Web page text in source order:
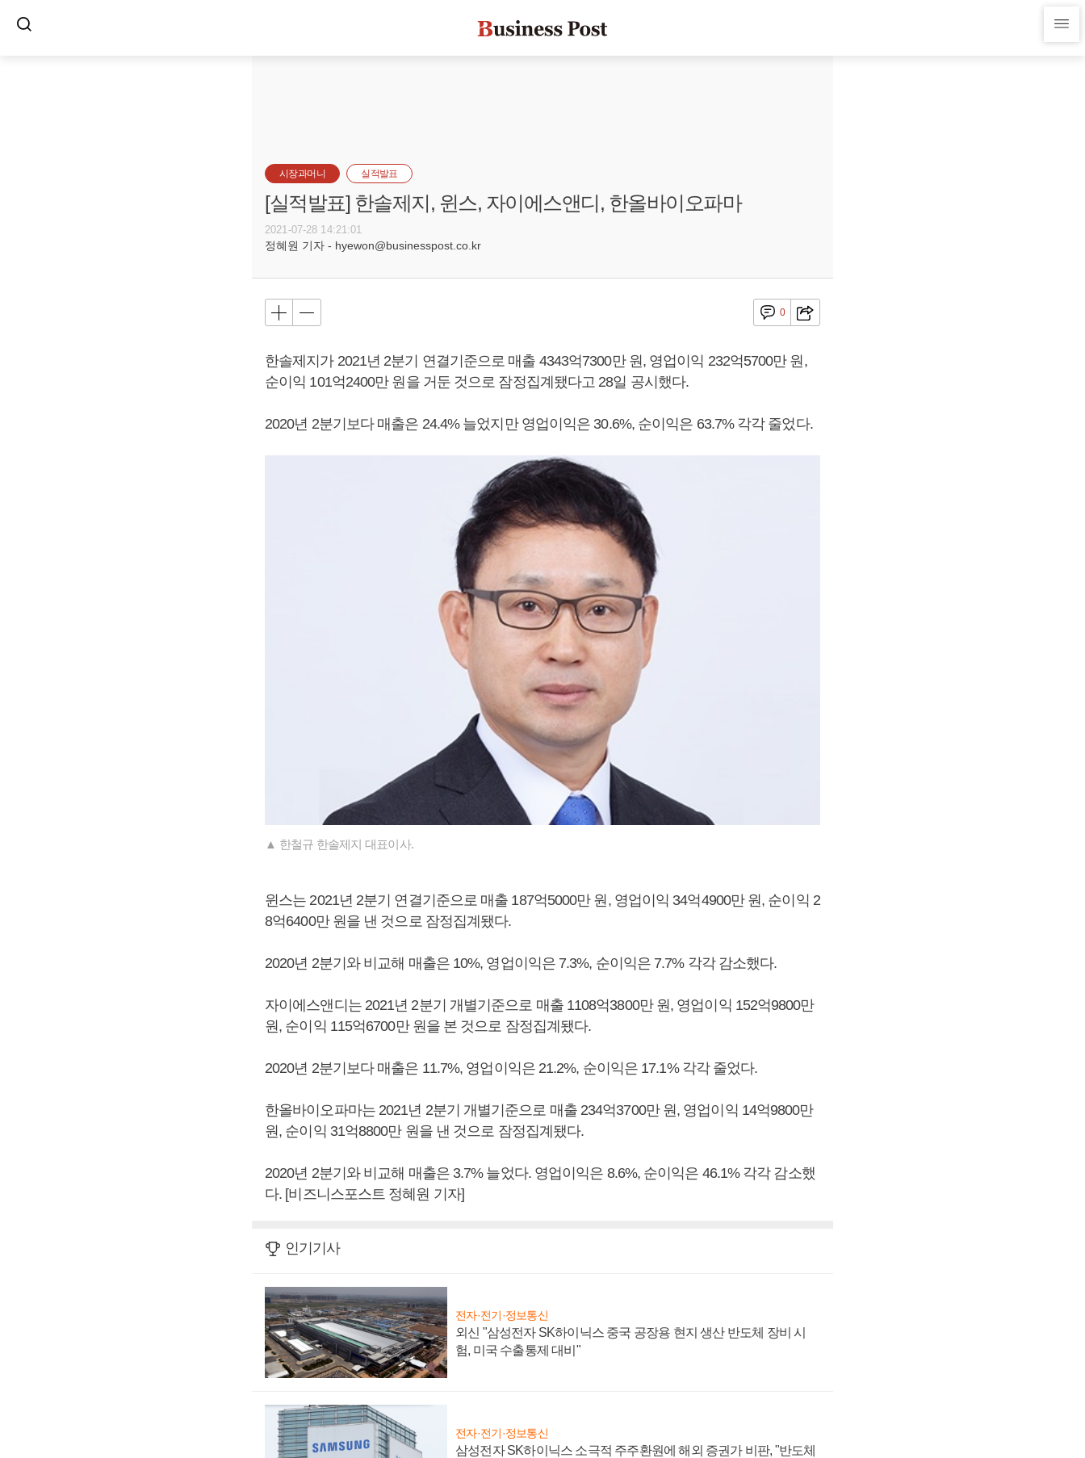
시장과머니 실적발표
[실적발표] 한솔제지, 윈스, 자이에스앤디, 한올바이오파마
2021-07-28 14:21:01
정혜원 기자 - hyewon@businesspost.co.kr
0
한솔제지가 2021년 2분기 연결기준으로 매출 4343억7300만 원, 영업이익 232억5700만 원,
순이익 101억2400만 원을 거둔 것으로 잠정집계됐다고 28일 공시했다.
2020년 2분기보다 매출은 24.4% 늘었지만 영업이익은 30.6%, 순이익은 63.7% 각각 줄었다.
▲ 한철규 한솔제지 대표이사.
윈스는 2021년 2분기 연결기준으로 매출 187억5000만 원, 영업이익 34억4900만 원, 순이익 2
8억6400만 원을 낸 것으로 잠정집계됐다.
2020년 2분기와 비교해 매출은 10%, 영업이익은 7.3%, 순이익은 7.7% 각각 감소했다.
자이에스앤디는 2021년 2분기 개별기준으로 매출 1108억3800만 원, 영업이익 152억9800만
원, 순이익 115억6700만 원을 본 것으로 잠정집계됐다.
2020년 2분기보다 매출은 11.7%, 영업이익은 21.2%, 순이익은 17.1% 각각 줄었다.
한올바이오파마는 2021년 2분기 개별기준으로 매출 234억3700만 원, 영업이익 14억9800만
원, 순이익 31억8800만 원을 낸 것으로 잠정집계됐다.
2020년 2분기와 비교해 매출은 3.7% 늘었다. 영업이익은 8.6%, 순이익은 46.1% 각각 감소했
다. [비즈니스포스트 정혜원 기자]
인기기사
전자·전기·정보통신
외신 "삼성전자 SK하이닉스 중국 공장용 현지 생산 반도체 장비 시
험, 미국 수출통제 대비"
전자·전기·정보통신
삼성전자 SK하이닉스 소극적 주주환원에 해외 증권가 비판, "반도체